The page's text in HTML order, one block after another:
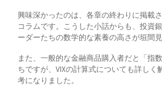
興味深かったのは、各章の終わりに掲載
コラムです。こうした小話からも、投資
ーダーたちの数学的な素養の高さが垣間見
また、一般的な金融商品購入者だと「指
ちですが、VIXの計算式についても詳しく
考になりました。